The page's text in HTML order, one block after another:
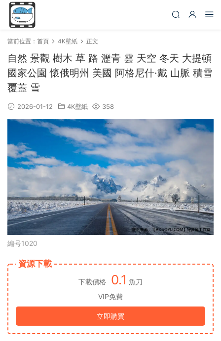
當前位置： 首頁 4K壁紙 正文
自然 景觀 樹木 草 路 瀝青 雲 天空 冬天 大提頓
國家公園 懷俄明州 美國 阿格尼什·戴 山脈 積雪
覆蓋 雪
2026-01-12 4K壁紙 358
編号1020
資源下載
下載價格 0.1 魚刀
VIP免費
立即購買